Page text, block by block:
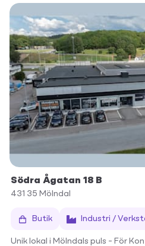
Södra Ågatan 18 B
431 35 Mölndal
Butik Industri /
Unik lokal i Mölndals puls – För